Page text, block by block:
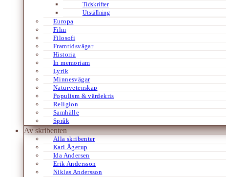
Tidskrifter
Utställning
Europa
Film
Filosofi
Framtidsvägar
Historia
In memoriam
Lyrik
Minnesvägar
Naturvetenskap
Populism & värdekris
Religion
Samhälle
Språk
Av skribenten
Alla skribenter
Karl Ågerup
Ida Andersen
Erik Andersson
Niklas Andersson